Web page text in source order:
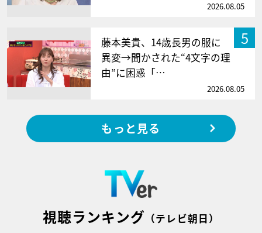
2026.08.05
5
藤本美貴、14歳長男の服に
異変→聞かされた“4文字の理
由”に困惑「…
2026.08.05
もっと見る
視聴ランキング （テレビ朝日）